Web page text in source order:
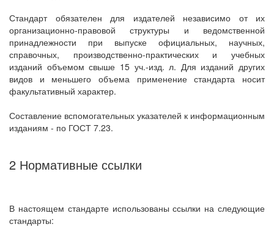
Стандарт обязателен для издателей независимо от их
организационно-правовой структуры и ведомственной
принадлежности при выпуске официальных, научных,
справочных, производственно-практических и учебных
изданий объемом свыше 15 уч.-изд. л. Для изданий других
видов и меньшего объема применение стандарта носит
факультативный характер.
Составление вспомогательных указателей к информационным
изданиям - по ГОСТ 7.23.
2 Нормативные ссылки
В настоящем стандарте использованы ссылки на следующие
стандарты: